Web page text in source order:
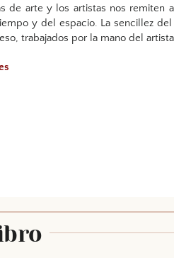
de arte y los artistas nos remiten
y del espacio. La sencillez
trabajados por la mano del